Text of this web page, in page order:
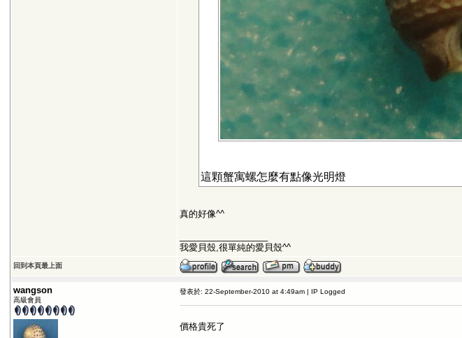
這顆蟹寓螺怎麼有點像光明燈
真的好像^^
我愛貝殼,很單純的愛貝殼^^
回到本頁最上面
wangson
高級會員
發表於: 22-September-2010 at 4:49am | IP Logged
價格貴死了